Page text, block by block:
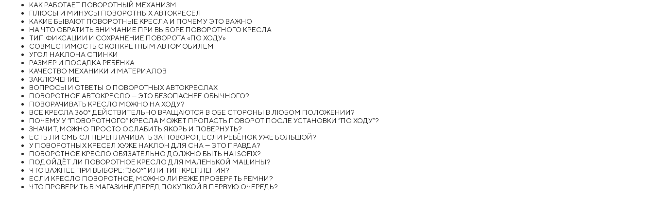
КАК РАБОТАЕТ ПОВОРОТНЫЙ МЕХАНИЗМ
ПЛЮСЫ И МИНУСЫ ПОВОРОТНЫХ АВТОКРЕСЕЛ
КАКИЕ БЫВАЮТ ПОВОРОТНЫЕ КРЕСЛА И ПОЧЕМУ ЭТО ВАЖНО
НА ЧТО ОБРАТИТЬ ВНИМАНИЕ ПРИ ВЫБОРЕ ПОВОРОТНОГО КРЕСЛА
ТИП ФИКСАЦИИ И СОХРАНЕНИЕ ПОВОРОТА «ПО ХОДУ»
СОВМЕСТИМОСТЬ С КОНКРЕТНЫМ АВТОМОБИЛЕМ
УГОЛ НАКЛОНА СПИНКИ
РАЗМЕР И ПОСАДКА РЕБЁНКА
КАЧЕСТВО МЕХАНИКИ И МАТЕРИАЛОВ
ЗАКЛЮЧЕНИЕ
ВОПРОСЫ И ОТВЕТЫ О ПОВОРОТНЫХ АВТОКРЕСЛАХ
ПОВОРОТНОЕ АВТОКРЕСЛО — ЭТО БЕЗОПАСНЕЕ ОБЫЧНОГО?
ПОВОРАЧИВАТЬ КРЕСЛО МОЖНО НА ХОДУ?
ВСЕ КРЕСЛА 360° ДЕЙСТВИТЕЛЬНО ВРАЩАЮТСЯ В ОБЕ СТОРОНЫ В ЛЮБОМ ПОЛОЖЕНИИ?
ПОЧЕМУ У “ПОВОРОТНОГО” КРЕСЛА МОЖЕТ ПРОПАСТЬ ПОВОРОТ ПОСЛЕ УСТАНОВКИ “ПО ХОДУ”?
ЗНАЧИТ, МОЖНО ПРОСТО ОСЛАБИТЬ ЯКОРЬ И ПОВЕРНУТЬ?
ЕСТЬ ЛИ СМЫСЛ ПЕРЕПЛАЧИВАТЬ ЗА ПОВОРОТ, ЕСЛИ РЕБЁНОК УЖЕ БОЛЬШОЙ?
У ПОВОРОТНЫХ КРЕСЕЛ ХУЖЕ НАКЛОН ДЛЯ СНА — ЭТО ПРАВДА?
ПОВОРОТНОЕ КРЕСЛО ОБЯЗАТЕЛЬНО ДОЛЖНО БЫТЬ НА ISOFIX?
ПОДОЙДЁТ ЛИ ПОВОРОТНОЕ КРЕСЛО ДЛЯ МАЛЕНЬКОЙ МАШИНЫ?
ЧТО ВАЖНЕЕ ПРИ ВЫБОРЕ: “360°” ИЛИ ТИП КРЕПЛЕНИЯ?
ЕСЛИ КРЕСЛО ПОВОРОТНОЕ, МОЖНО ЛИ РЕЖЕ ПРОВЕРЯТЬ РЕМНИ?
ЧТО ПРОВЕРИТЬ В МАГАЗИНЕ/ПЕРЕД ПОКУПКОЙ В ПЕРВУЮ ОЧЕРЕДЬ?